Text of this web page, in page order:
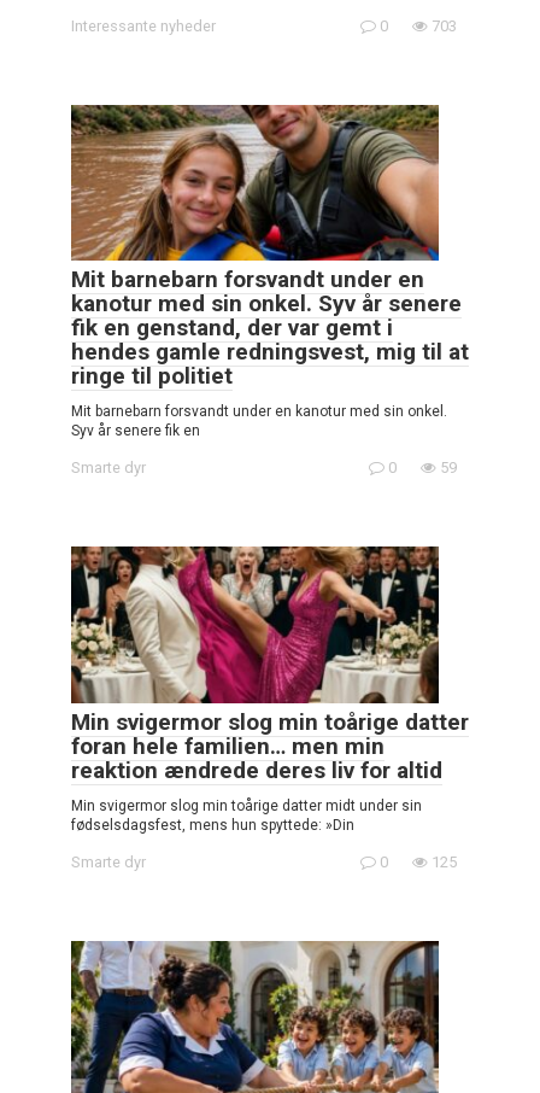
Interessante nyheder 0 703
Mit barnebarn forsvandt under en
kanotur med sin onkel. Syv år senere
fik en genstand, der var gemt i
hendes gamle redningsvest, mig til at
ringe til politiet
Mit barnebarn forsvandt under en kanotur med sin onkel.
Syv år senere fik en
Smarte dyr 0 59
Min svigermor slog min toårige datter
foran hele familien… men min
reaktion ændrede deres liv for altid
Min svigermor slog min toårige datter midt under sin
fødselsdagsfest, mens hun spyttede: »Din
Smarte dyr 0 125